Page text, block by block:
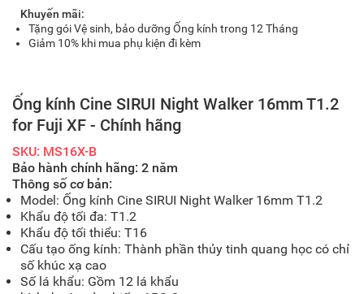
Khuyến mãi:
Tặng gói Vệ sinh, bảo dưỡng Ống kính trong 12 Tháng
Giảm 10% khi mua phụ kiện đi kèm
Ống kính Cine SIRUI Night Walker 16mm T1.2
for Fuji XF - Chính hãng
SKU: MS16X-B
Bảo hành chính hãng: 2 năm
Thông số cơ bản:
Model: Ống kính Cine SIRUI Night Walker 16mm T1.2
Khẩu độ tối đa: T1.2
Khẩu độ tối thiểu: T16
Cấu tạo ống kính: Thành phần thủy tinh quang học có chỉ
số khúc xạ cao
Số lá khẩu: Gồm 12 lá khẩu